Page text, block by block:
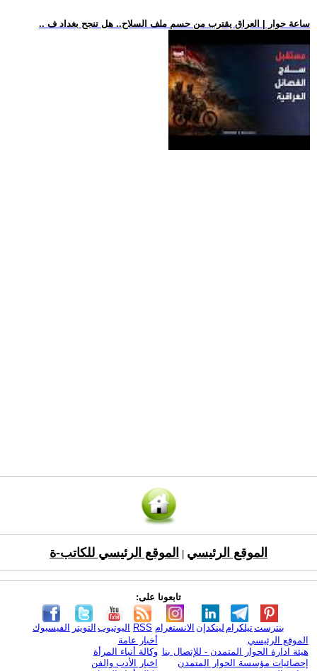
.. ساعة حوار | العراق يقترب من حسم ملف السلاح.. هل تنجح بغداد ف
الموقع الرئيسي الموقع الرئيسي للكاتب-ة
تابعونا على:
الفيسبوك التويتر اليوتيوب RSS الانستغرام لينكدإن تيلكرامبنترست
الموقع الرئيسي
هيئة ادارة الحوار المتمدن - للإتصال بنا
إحصائيات مؤسسة الحوار المتمدن
أخبار عامة
وكالة أنباء المرأة
اخبار الأدب والفن